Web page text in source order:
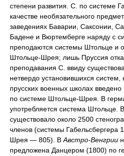
степени развития. С. по системе
качестве необязательного
заведениях Баварии, Саксонии,
Бадене и Вюртемберге наряду с
преподаются системы Штольце и
Штольце-Шрея; лишь Пруссия
преподавания С. ввиду
нетвердо установившихся
прусских военных школах
по системе Штольце-Шрея. В
употребляется система Штольце.
существовало около 2500
членов (системы Габельсбергера
Шрея — 805). В Австро-Венгрии
предложена Данцером (1800) по